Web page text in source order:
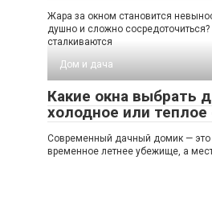
Жара за окном становится
душно и сложно
сталкиваются
Дом и дача
Какие окна выбрать
холодное или теплое
Современный дачный домик — это
временное летнее убежище, а